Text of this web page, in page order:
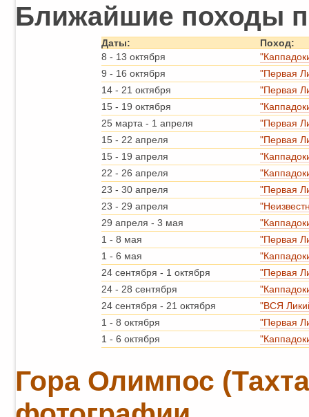
Ближайшие походы
Даты:
Поход:
8 - 13 октября
9 - 16 октября
"Первая
14 - 21 октября
"Первая
15 - 19 октября
25 марта - 1 апреля
"Первая
15 - 22 апреля
"Первая
15 - 19 апреля
22 - 26 апреля
23 - 30 апреля
"Первая
23 - 29 апреля
29 апреля - 3 мая
1 - 8 мая
"Первая
1 - 6 мая
24 сентября - 1 октября
"Первая
24 - 28 сентября
24 сентября - 21 октября
"ВСЯ
1 - 8 октября
"Первая
1 - 6 октября
Гора Олимпос